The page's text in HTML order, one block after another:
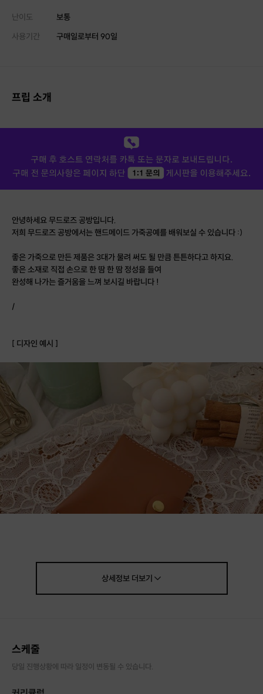
난이도
보통
사용기간
구매일로부터 90일
프립 소개
안녕하세요 무드로즈 공방입니다.
저희 무드로즈 공방에서는 핸드메이드 가죽공예를 배워보실 수 있습니다 :)
좋은 가죽으로 만든 제품은 3대가 물려 써도 될 만큼 튼튼하다고 하지요.
좋은 소재로 직접 손으로 한 땀 한 땀 정성을 들여
완성해 나가는 즐거움을 느껴 보시길 바랍니다 !
/
[ 디자인 예시 ]
상세정보더보기
스케줄
당일 진행상황에 따라 일정이 변동될 수 있습니다.